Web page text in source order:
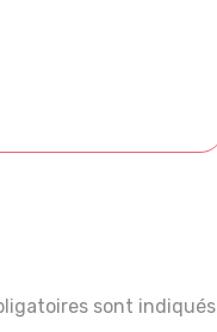
sont indiqués